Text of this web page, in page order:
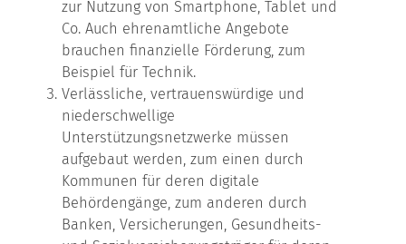
zur Nutzung von Smartphone, Tablet und
Co. Auch ehrenamtliche Angebote
brauchen finanzielle Förderung, zum
Beispiel für Technik.
Verlässliche, vertrauenswürdige und
niederschwellige
Unterstützungsnetzwerke müssen
aufgebaut werden, zum einen durch
Kommunen für deren digitale
Behördengänge, zum anderen durch
Banken, Versicherungen, Gesundheits-